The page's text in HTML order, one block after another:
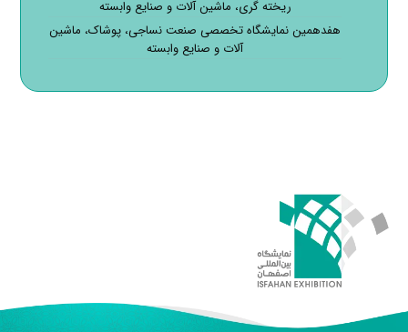
ریخته گری، ماشین آلات و صنایع وابسته
هفدهمین نمایشگاه تخصصی صنعت نساجی، پوشاک، ماشین
آلات و صنایع وابسته